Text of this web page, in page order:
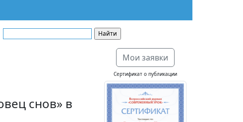
снов» в
Мои заявки
Сертификат о публикации